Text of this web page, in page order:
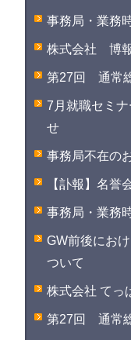
事務局・業務
株式会社 博
第27回 通常
7月就職セミ
せ
事務局不在の
【訃報】名
事務局・業務
GW前後にお
ついて
株式会社 てっ
第27回 通常